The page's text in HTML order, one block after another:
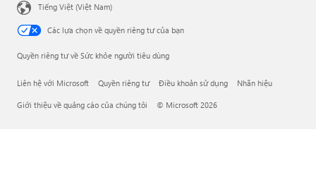
Tiếng Việt (Việt Nam)
Các lựa chọn về quyền riêng tư của bạn
Quyền riêng tư về Sức khỏe người tiêu dùng
Liên hệ với Microsoft Quyền riêng tư Điều khoản sử dụng Nhãn hiệu
Giới thiệu về quảng cáo của chúng tôi © Microsoft 2026